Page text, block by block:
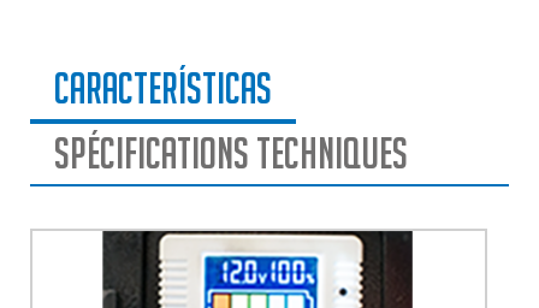
Características
Spécifications Techniques